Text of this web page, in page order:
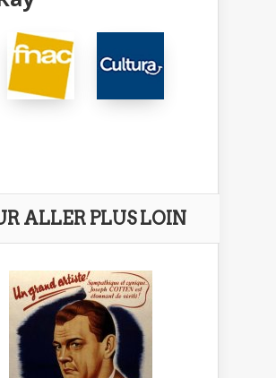
ALLER PLUS LOIN